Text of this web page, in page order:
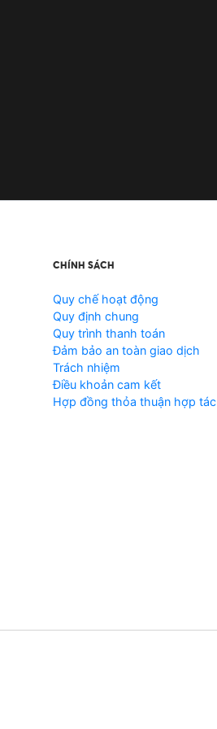
CHÍNH SÁCH
Quy chế hoạt động
Quy định chung
Quy trình thanh toán
Đảm bảo an toàn giao dịch
Trách nhiệm
Điều khoản cam kết
Hợp đồng thỏa thuận hợp tác